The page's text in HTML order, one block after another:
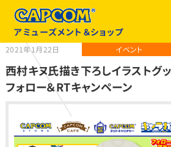
アミューズメント＆ショップ
2021年1月22日 イベント
西村キヌ氏描き下ろしイラスト
フォロー＆RTキャンペーン